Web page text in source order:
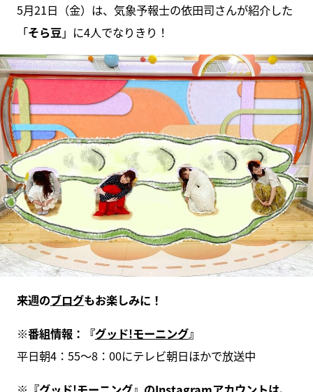
5月21日（金）は、気象予報⼠の依⽥司さんが紹介した
「そら豆」に4人でなりきり！
来週のブログもお楽しみに！
※番組情報：『グッド!モーニング』
平日朝4：55～8：00にテレビ朝日ほかで放送中